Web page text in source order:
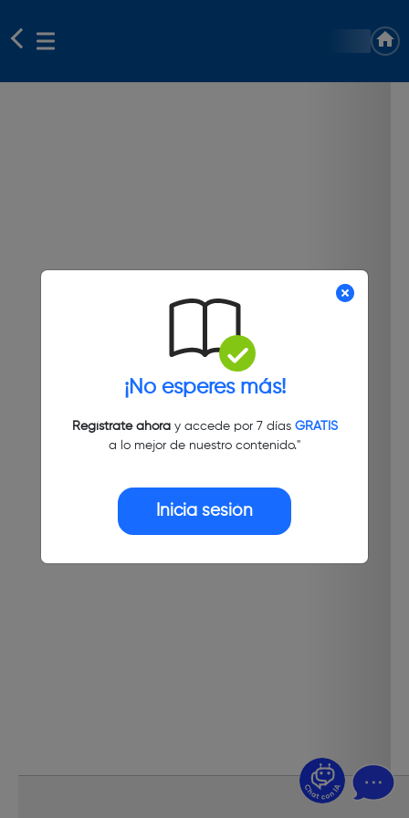
¡No esperes más!
Regístrate ahoray accede por 7 días GRATIS
a lo mejor de nuestro contenido."
Inicia sesión